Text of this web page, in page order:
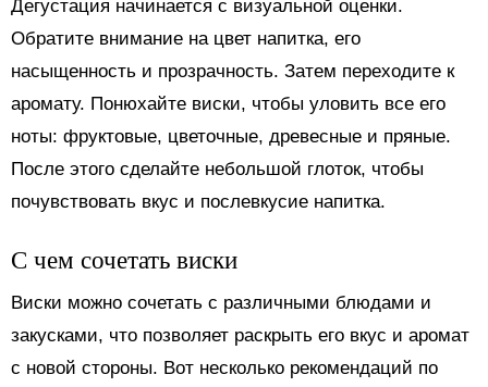
Дегустация начинается с визуальной оценки.
Обратите внимание на цвет напитка, его
насыщенность и прозрачность. Затем переходите к
аромату. Понюхайте виски, чтобы уловить все его
ноты: фруктовые, цветочные, древесные и пряные.
После этого сделайте небольшой глоток, чтобы
почувствовать вкус и послевкусие напитка.
С чем сочетать виски
Виски можно сочетать с различными блюдами и
закусками, что позволяет раскрыть его вкус и аромат
с новой стороны. Вот несколько рекомендаций по